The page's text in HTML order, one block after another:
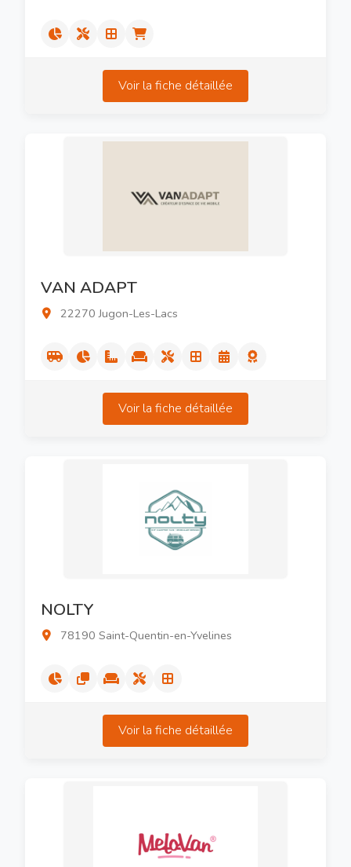
Voir la fiche détaillée
VAN ADAPT
22270 Jugon-Les-Lacs
Voir la fiche détaillée
NOLTY
78190 Saint-Quentin-en-Yvelines
Voir la fiche détaillée